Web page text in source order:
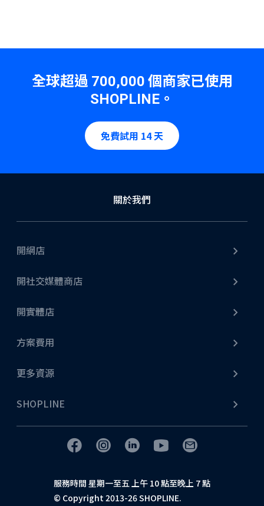
全球超過 700,000 個商家已使用
SHOPLINE 。
免費試用 14 天
關於我們
開網店
開社交媒體商店
開實體店
方案費用
更多資源
SHOPLINE
服務時間 星期一至五 上午 10 點至晚上 7 點
© Copyright 2013-26 SHOPLINE.